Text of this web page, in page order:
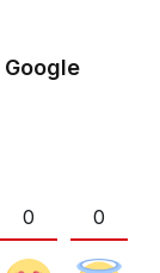
Google
0 0